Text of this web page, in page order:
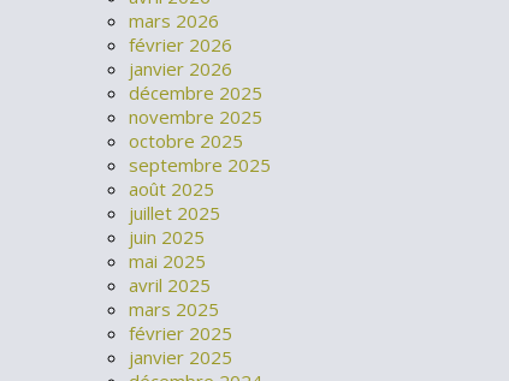
mars 2026
février 2026
janvier 2026
décembre 2025
novembre 2025
octobre 2025
septembre 2025
août 2025
juillet 2025
juin 2025
mai 2025
avril 2025
mars 2025
février 2025
janvier 2025